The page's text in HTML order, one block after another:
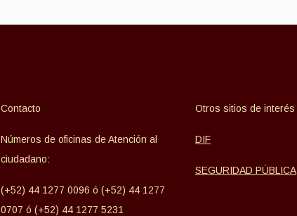
Contacto
Números de oficinas de Atención al
ciudadano:
(+52) 44 1277 0096 ó (+52) 44 1277
0707 ó (+52) 44 1277 5231
Otros sitios de interés
DIF
SEGURIDAD PÚBLICA